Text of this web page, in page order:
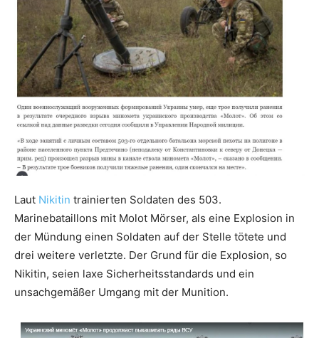
Laut Nikitin trainierten Soldaten des 503.
Marinebataillons mit Molot Mörser, als eine Explosion in
der Mündung einen Soldaten auf der Stelle tötete und
drei weitere verletzte. Der Grund für die Explosion, so
Nikitin, seien laxe Sicherheitsstandards und ein
unsachgemäßer Umgang mit der Munition.